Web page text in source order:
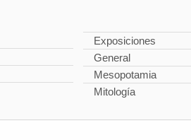
Exposiciones
General
Mesopotamia
Mitología